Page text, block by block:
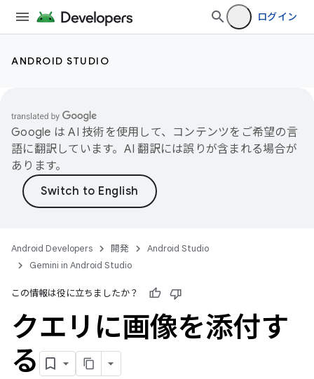
ログイン
ANDROID STUDIO
Google は AI 技術を使用して、コンテンツをご希望の言
語に翻訳しています。AI 翻訳には誤りが含まれる場合が
あります。
Android Developers 開発
Android Studio
Gemini in Android Studio
この情報は役に立ちましたか？
クエリに画像を添付す
る